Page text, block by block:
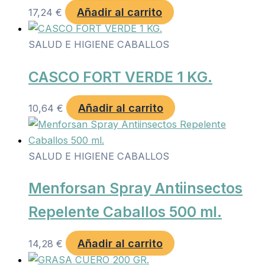
17,24 € Añadir al carrito
SALUD E HIGIENE CABALLOS
CASCO FORT VERDE 1 KG.
10,64 € Añadir al carrito
SALUD E HIGIENE CABALLOS
Menforsan Spray Antiinsectos
Repelente Caballos 500 ml.
14,28 € Añadir al carrito